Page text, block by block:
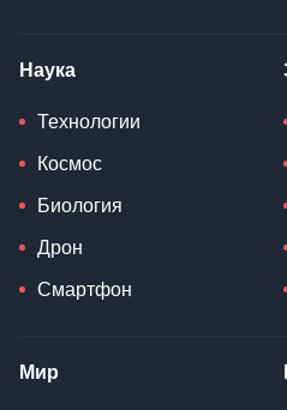
Наука
Технологии
Космос
Биология
Дрон
Смартфон
Мир